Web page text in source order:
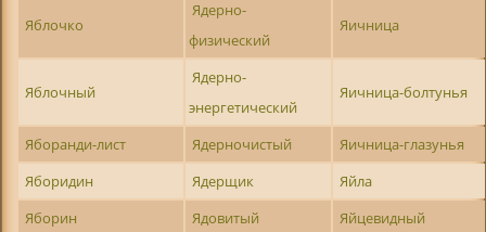
Яблочко
Ядерно-
физический
Яичница
Яблочный
Ядерно-
энергетический
Яичница-болтунья
Яборанди-лист Ядерночистый
Яичница-глазунья
Яборидин
Ядерщик
Яйла
Яборин
Ядовитый
Яйцевидный